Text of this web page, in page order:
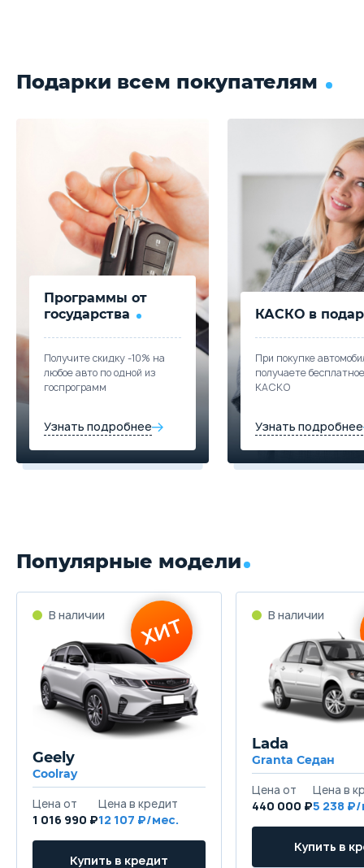
Подарки всем покупателям
Программы от
государства
Получите скидку -10% на
любое авто по одной из
госпрограмм
Узнать подробнее
КАСКО в
При покупке
получаете бесплатное
КАСКО
Узнать подробнее
Популярные модели
Geely
Coolray
1 016 990 ₽12 107
Lada
Granta Седан
440 000 ₽5 238